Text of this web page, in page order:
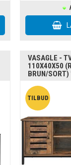
VASAGLE -
110X40X50
BRUN/